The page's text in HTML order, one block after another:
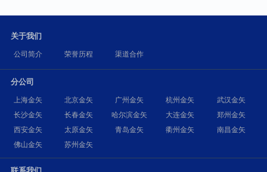
关于我们
公司简介 荣誉历程 渠道合作
分公司
上海金矢 北京金矢 广州金矢 杭州金矢
武汉金矢
长沙金矢
长春金矢 哈尔滨金矢 大连金矢
郑州金矢
西安金矢
太原金矢 青岛金矢 衢州金矢
南昌金矢
佛山金矢
苏州金矢